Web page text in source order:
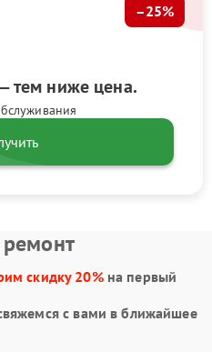
тем ниже цена.
–25%
ремонт
скидку 20%на первый
с вами в ближайшее